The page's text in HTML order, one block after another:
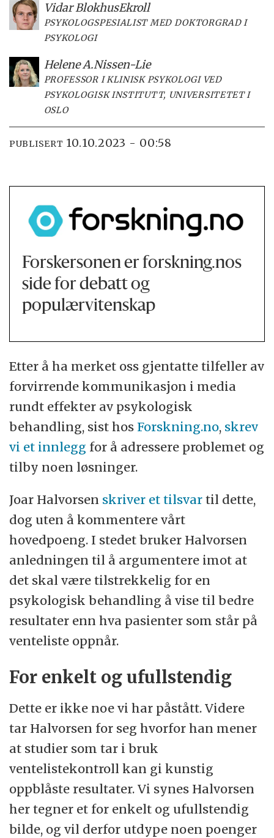
Vidar BlokhusEkroll
PSYKOLOGSPESIALIST MED DOKTORGRAD I
PSYKOLOGI
Helene A.Nissen-Lie
PROFESSOR I KLINISK PSYKOLOGI VED
PSYKOLOGISK INSTITUTT, UNIVERSITETET I
OSLO
PUBLISERT 10.10.2023 - 00:58
Forskersonen er forskning.nos
side for debatt og
populærvitenskap
Etter å ha merket oss gjentatte tilfeller av
forvirrende kommunikasjon i media
rundt effekter av psykologisk
behandling, sist hosForskning.no, skrev
vi et innlegg for å adressere problemet og
tilby noen løsninger.
Joar Halvorsen skriver et tilsvar til dette,
dog uten å kommentere vårt
hovedpoeng. I stedet bruker Halvorsen
anledningen til å argumentere imot at
det skal være tilstrekkelig for en
psykologisk behandling å vise til bedre
resultater enn hva pasienter som står på
venteliste oppnår.
For enkelt og ufullstendig
Dette er ikke noe vi har påstått. Videre
tar Halvorsen for seg hvorfor han mener
at studier som tar i bruk
ventelistekontroll kan gi kunstig
oppblåste resultater. Vi synes Halvorsen
her tegner et for enkelt og ufullstendig
bilde, og vil derfor utdype noen poenger